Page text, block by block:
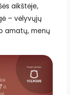
aikštėje,
– vėlyvųjų
amatų, menų